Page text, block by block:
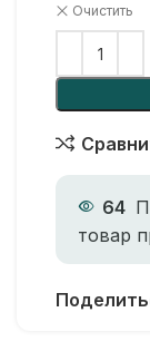
Очистить
64
товар